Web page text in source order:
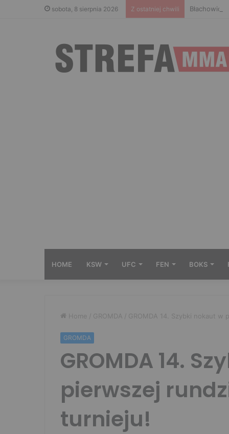
sobota, 8 sierpnia 2026 Z ostatniej chwili
HOME KSW UFC FEN BOKS
Home / GROMDA / GROMDA 14. Szybki nokaut w
GROMDA
GROMDA 14.
pierwszej
turnieju!